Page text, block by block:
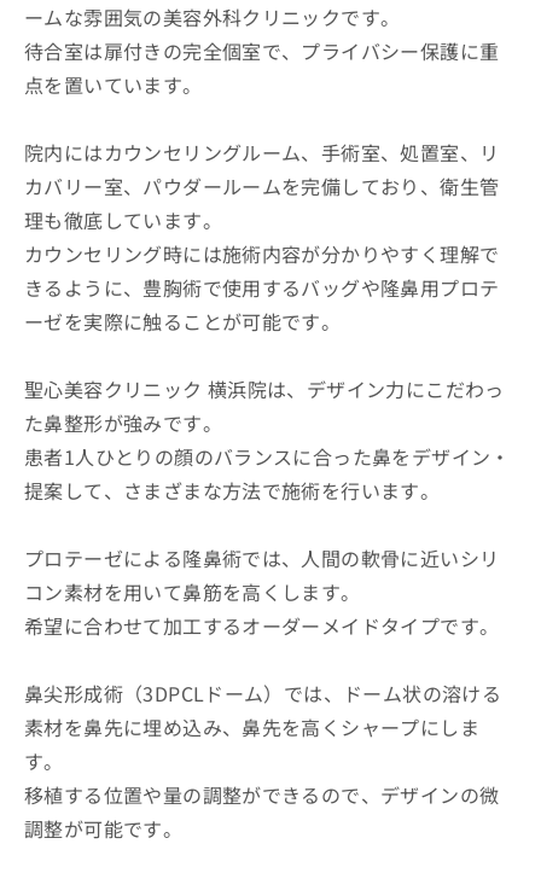
ームな雰囲気の美容外科クリニックです。
待合室は扉付きの完全個室で、プライバシー保護に重
点を置いています。
院内にはカウンセリングルーム、手術室、処置室、リ
カバリー室、パウダールームを完備しており、衛生管
理も徹底しています。
カウンセリング時には施術内容が分かりやすく理解で
きるように、豊胸術で使用するバッグや隆鼻用プロテ
ーゼを実際に触ることが可能です。
聖心美容クリニック 横浜院は、デザイン力にこだわっ
た鼻整形が強みです。
患者1人ひとりの顔のバランスに合った鼻をデザイン・
提案して、さまざまな方法で施術を行います。
プロテーゼによる隆鼻術では、人間の軟骨に近いシリ
コン素材を用いて鼻筋を高くします。
希望に合わせて加工するオーダーメイドタイプです。
鼻尖形成術（3DPCLドーム）では、ドーム状の溶ける
素材を鼻先に埋め込み、鼻先を高くシャープにしま
す。
移植する位置や量の調整ができるので、デザインの微
調整が可能です。